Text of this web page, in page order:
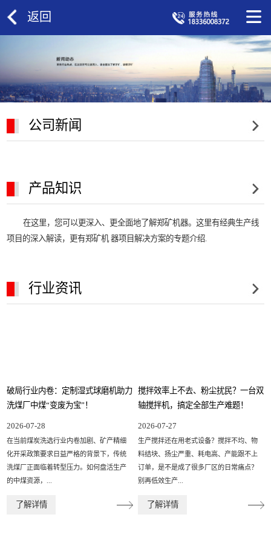
返回
公司新闻
产品知识
在这里，您可以更深入、更全面地了解郑矿机器。这里有经典生产线
项目的深入解读，更有郑矿机 器项目解决方案的专题介绍.
行业资讯
破局行业内卷：定制湿式球磨机助力
洗煤厂中煤“变废为宝”！
2026-07-28
在当前煤炭洗选行业内卷加剧、矿产精细
化开采政策要求日益严格的背景下，传统
洗煤厂正面临着转型压力。如何盘活生产
的中煤资源，...
了解详情
搅拌效率上不去、粉尘扰民？一台双
轴搅拌机，搞定全部生产难题！
2026-07-27
生产搅拌还在用老式设备？搅拌不均、物
料结块、扬尘严重、耗电高、产能跟不上
订单，是不是成了很多厂区的日常痛点？
别再低效生产...
了解详情